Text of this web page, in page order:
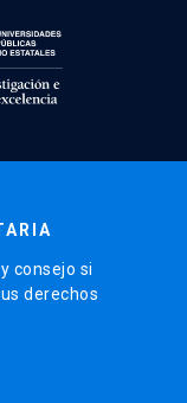
consejo si
derechos